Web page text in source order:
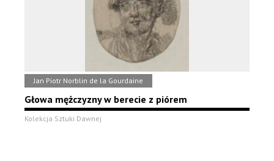
Jan Piotr Norblin de la Gourdaine
Głowa mężczyzny w berecie z piórem
Kolekcja Sztuki Dawnej